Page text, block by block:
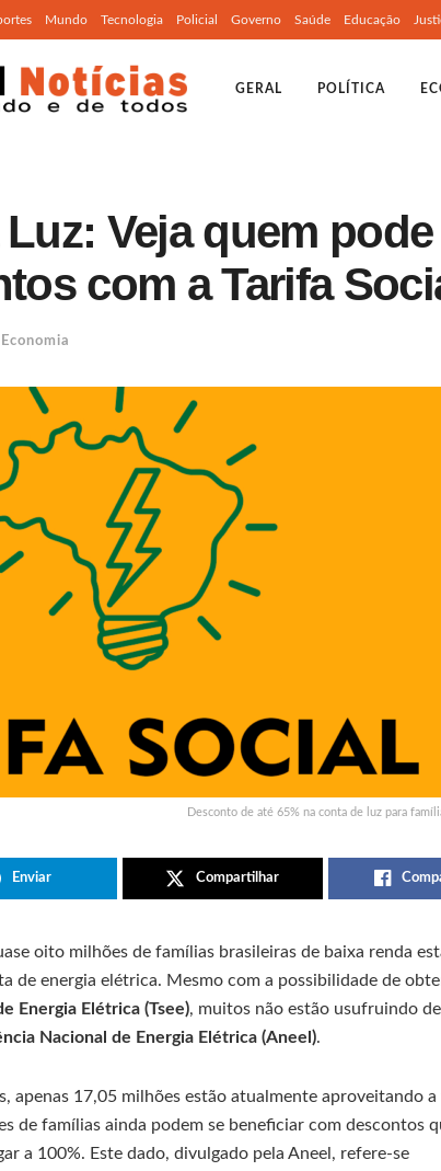
Mundo Tecnologia Policial Governo Saúde Educação
GERAL POLÍTICA
Veja quem pode
com a Tarifa
Economia
Desconto de até 65% na conta de luz para
Enviar Compartilhar
oito milhões de famílias brasileiras de baixa renda
de energia elétrica. Mesmo com a possibilidade de
Energia Elétrica (Tsee), muitos não estão usufruindo
Nacional de Energia Elétrica (Aneel).
apenas 17,05 milhões estão atualmente aproveitando
de famílias ainda podem se beneficiar com descontos
a 100%. Este dado, divulgado pela Aneel, refere-se